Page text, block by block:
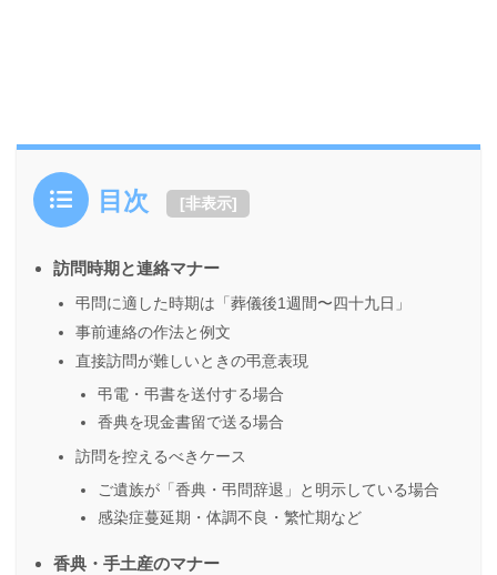
目次 [非表示]
訪問時期と連絡マナー
弔問に適した時期は「葬儀後1週間〜四十九日」
事前連絡の作法と例文
直接訪問が難しいときの弔意表現
弔電・弔書を送付する場合
香典を現金書留で送る場合
訪問を控えるべきケース
ご遺族が「香典・弔問辞退」と明示している場合
感染症蔓延期・体調不良・繁忙期など
香典・手土産のマナー